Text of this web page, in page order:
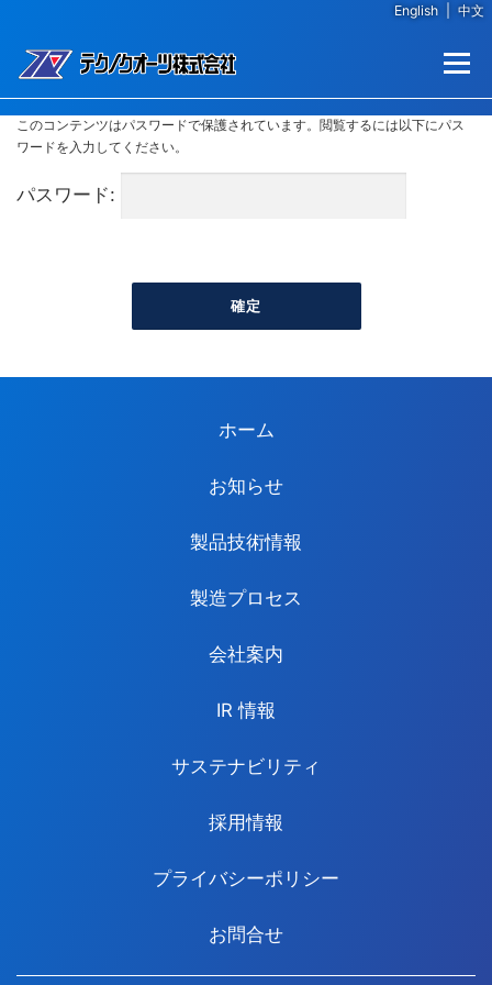
English
中文
メニュー
このコンテンツはパスワードで保護されています。閲覧するには以下にパス
ワードを入力してください。
パスワード:
ホーム
お知らせ
製品技術情報
製造プロセス
会社案内
IR 情報
サステナビリティ
採用情報
プライバシーポリシー
お問合せ